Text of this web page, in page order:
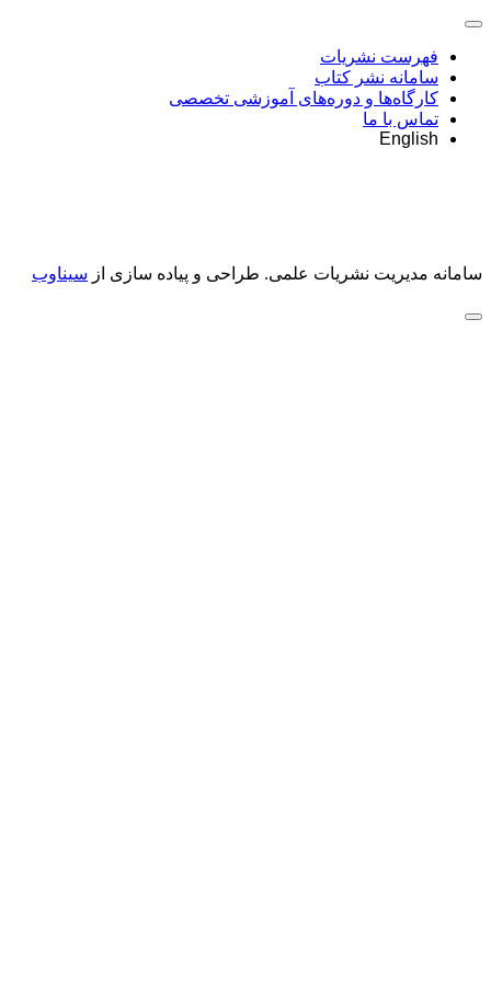
فهرست نشریات
سامانه نشر کتاب
کارگاه‌ها و دوره‌های آموزشی تخصصی
تماس با ما
English
سامانه مدیریت نشریات علمی. طراحی و پیاده سازی از سیناوب